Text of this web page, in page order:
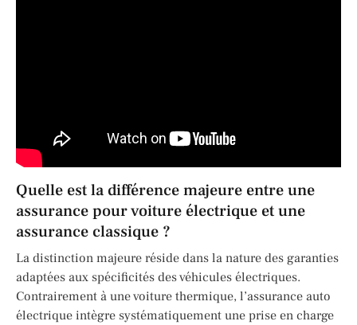
Quelle est la différence majeure entre une
assurance pour voiture électrique et une
assurance classique ?
La distinction majeure réside dans la nature des garanties
adaptées aux spécificités des véhicules électriques.
Contrairement à une voiture thermique, l’assurance auto
électrique intègre systématiquement une prise en charge